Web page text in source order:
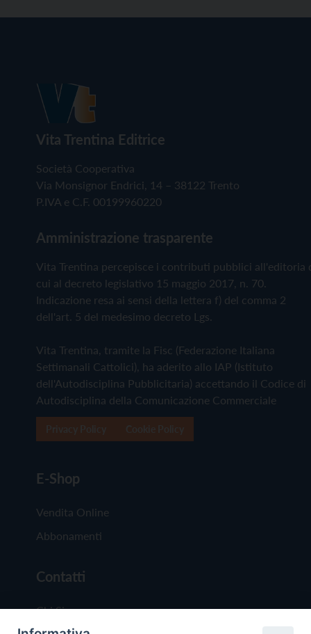
Vita Trentina Editrice
Società Cooperativa
Via Monsignor Endrici, 14 – 38122 Trento
P.IVA e C.F. 00199960220
Amministrazione trasparente
Vita Trentina percepisce i contributi pubblici all'editoria
cui al decreto legislativo 15 maggio 2017, n. 70.
Indicazione resa ai sensi della lettera f) del comma 2
dell'art. 5 del medesimo decreto Lgs.
Vita Trentina, tramite la Fisc (Federazione Italiana
Settimanali Cattolici), ha aderito allo IAP (Istituto
dell'Autodisciplina Pubblicitaria) accettando il Codice di
Autodisciplina della Comunicazione Commerciale
E-Shop
Vendita Online
Abbonamenti
Contatti
Chi Siamo